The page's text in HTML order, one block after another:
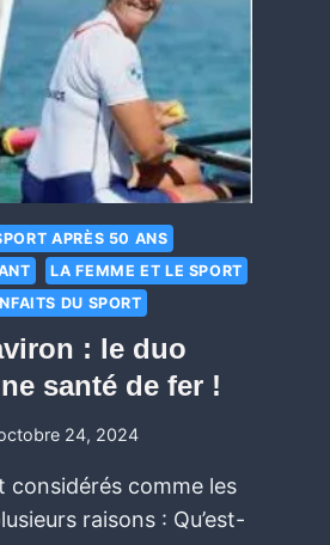
APRÈS 50 ANS
LA FEMME ET LE SPORT
DU SPORT
: le duo
santé de fer !
24, 2024
considérés comme les
raisons : Qu’est-